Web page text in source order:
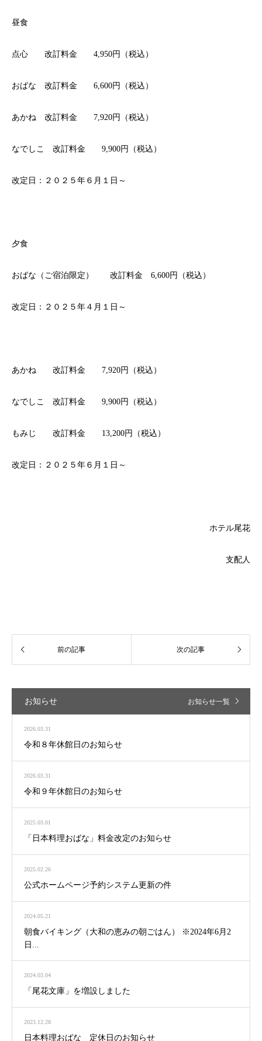
昼食
点心 改訂料金 4,950円（税込）
おばな 改訂料金 6,600円（税込）
あかね 改訂料金 7,920円（税込）
なでしこ 改訂料金 9,900円（税込）
改定日：２０２５年６月１日～
夕食
おばな（ご宿泊限定） 改訂料金 6,600円（税込）
改定日：２０２５年４月１日～
あかね 改訂料金 7,920円（税込）
なでしこ 改訂料金 9,900円（税込）
もみじ 改訂料金 13,200円（税込）
改定日：２０２５年６月１日～
ホテル尾花
支配人
お知らせ お知らせ一覧
2026.03.31
令和８年休館日のお知らせ
2026.03.31
令和９年休館日のお知らせ
2025.03.01
「日本料理おばな」料金改定のお知らせ
2025.02.26
公式ホームページ予約システム更新の件
2024.05.21
朝食バイキング（大和の恵みの朝ごはん） ※2024年6月2
日...
2024.03.04
「尾花文庫」を増設しました
2023.12.28
日本料理おばな 定休日のお知らせ